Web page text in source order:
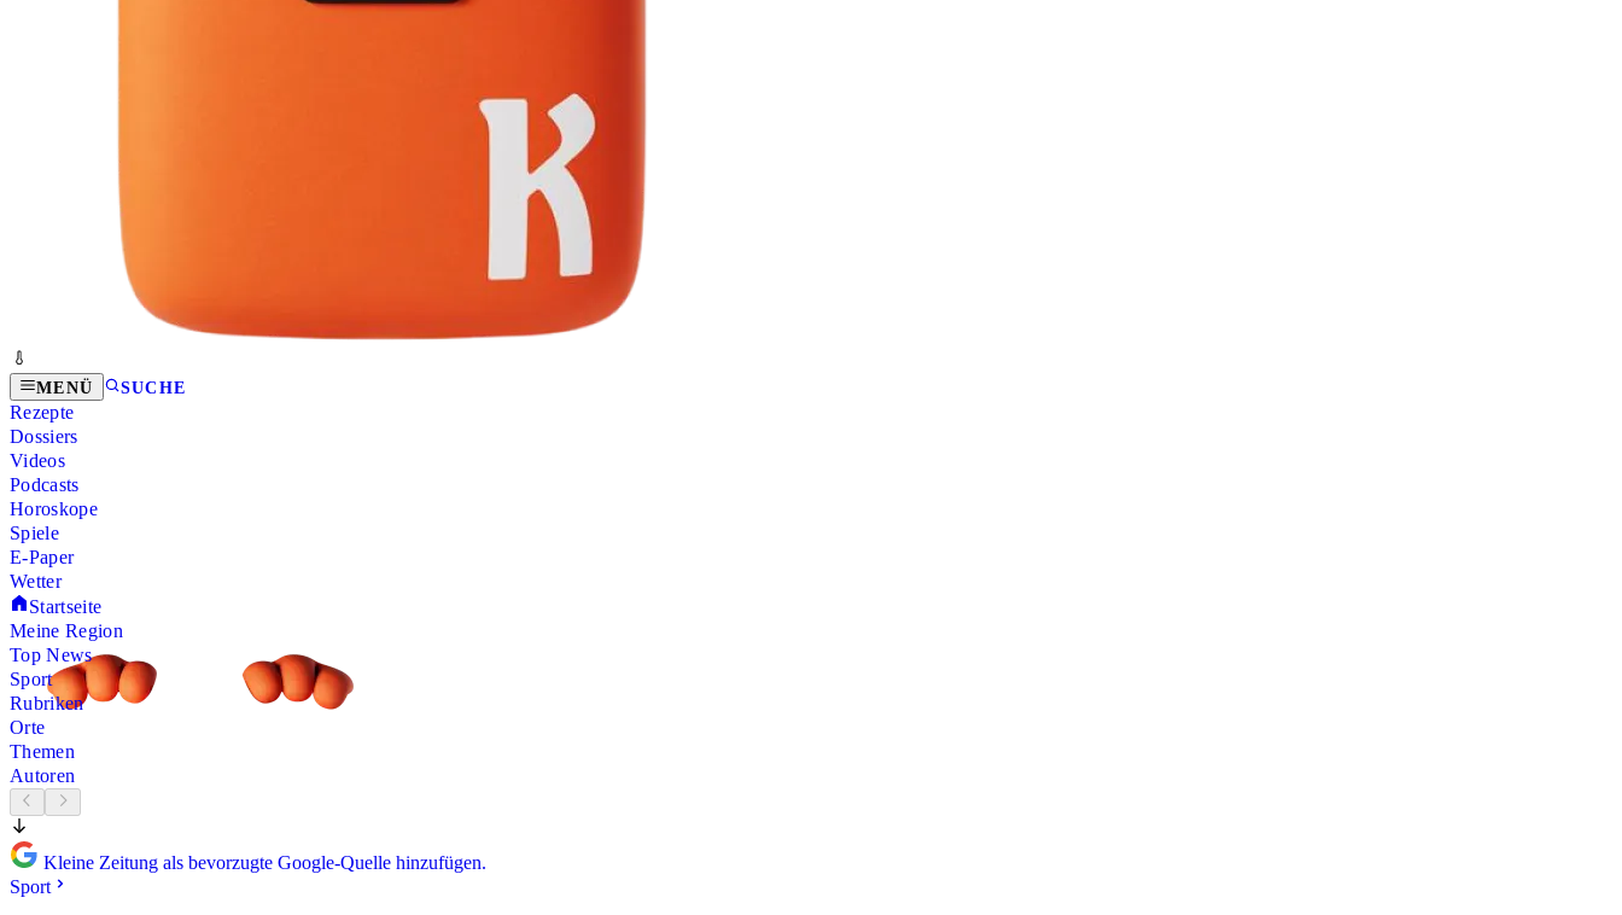
MENÜ SUCHE
Rezepte
Dossiers
Videos
Podcasts
Horoskope
Spiele
E-Paper
Wetter
Startseite
Meine Region
Top News
Sport
Rubriken
Orte
Themen
Autoren
Kleine Zeitung als bevorzugte Google-Quelle hinzufügen.
Sport